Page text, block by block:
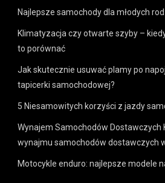
Najlepsze samochody dla młodych
Klimatyzacja czy otwarte szyby –
to porównać
Jak skutecznie usuwać plamy po
tapicerki samochodowej?
5 Niesamowitych korzyści z jazdy
Wynajem Samochodów Dostawczych
wynajmu samochodów dostawczych
Motocykle enduro: najlepsze modele